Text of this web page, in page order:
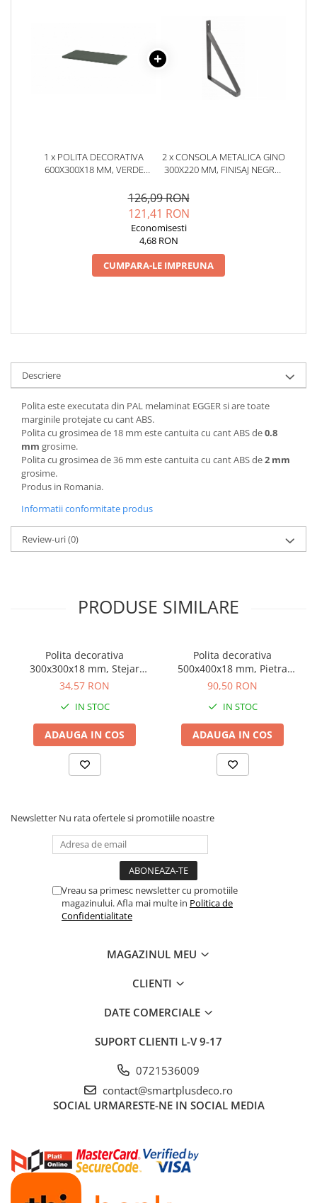
1 x POLITA DECORATIVA
600X300X18 MM, VERDE
2 x CONSOLA METALICA GINO
300X220 MM, FINISAJ NEGRU,
126,09 RON
121,41 RON
Economisesti
4,68 RON
CUMPARA-LE IMPREUNA
Descriere
Polita este executata din PAL melaminat EGGER si are toate
marginile protejate cu cant ABS.
Polita cu grosimea de 18 mm este cantuita cu cant ABS de0.8
mm grosime.
Polita cu grosimea de 36 mm este cantuita cu cant ABS de2 mm
grosime.
Produs in Romania.
Informatii conformitate produs
Review-uri(0)
PRODUSE SIMILARE
Polita decorativa
300x300x18 mm, Stejar
Bardolino Natur H1145
34,57 RON
IN STOC
ADAUGA IN COS
Polita decorativa
500x400x18 mm, Pietra
Grigia negru F206 ST9,
90,50 RON
IN STOC
ADAUGA IN COS
Newsletter Nu rata ofertele si promotiile noastre
Vreau sa primesc newsletter cu promotiile
magazinului. Afla mai multe in Politica de
Confidentialitate
MAGAZINUL MEU
CLIENTI
DATE COMERCIALE
SUPORT CLIENTI L-V 9-17
0721536009
contact@smartplusdeco.ro
SOCIAL URMARESTE-NE IN SOCIAL MEDIA